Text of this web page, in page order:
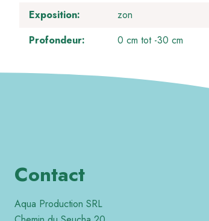
Exposition
zon
Profondeur
0 cm tot -30 cm
Contact
Aqua Production SRL